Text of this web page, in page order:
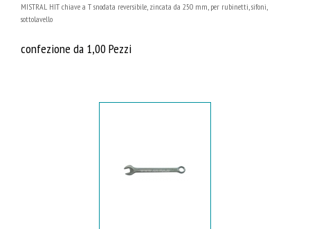
MISTRAL HIT chiave a T snodata reversibile, zincata da 250 mm, per rubinetti, sifoni,
sottolavello
confezione da 1,00 Pezzi